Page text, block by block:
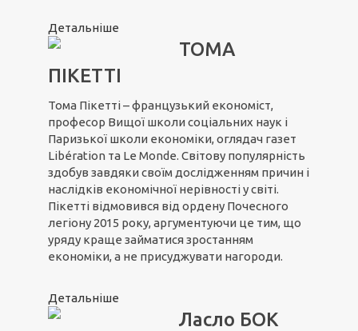
Детальніше
ТОМА
ПІКЕТТІ
Тома Пікетті – французький економіст,
професор Вищої школи соціальних наук і
Паризької школи економіки, оглядач газет
Libération та Le Monde. Світову популярність
здобув завдяки своїм дослідженням причин і
наслідків економічної нерівності у світі.
Пікетті відмовився від ордену Почесного
легіону 2015 року, аргументуючи це тим, що
уряду краще займатися зростанням
економіки, а не присуджувати нагороди.
Детальніше
Ласло БОК